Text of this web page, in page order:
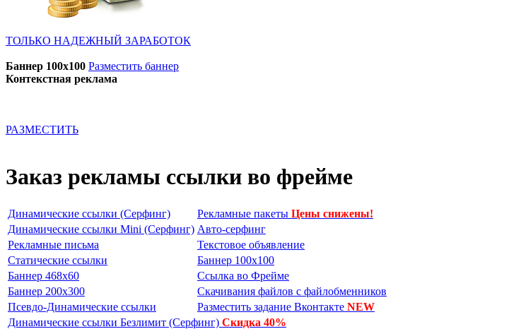
ТОЛЬКО НАДЕЖНЫЙ ЗАРАБОТОК
Баннер 100x100 Разместить баннер
Контекстная реклама
РАЗМЕСТИТЬ
Заказ рекламы ссылки во фрейме
Динамические ссылки (Серфинг) Рекламные пакеты Цены снижены!
Динамические ссылки Mini (Серфинг) Авто-серфинг
Рекламные письма
Текстовое объявление
Статические ссылки
Баннер 100x100
Баннер 468x60
Ссылка во Фрейме
Баннер 200x300
Скачивания файлов с файлобменников
Псевдо-Динамические ссылки
Разместить задание Вконтакте NEW
Динамические ссылки Безлимит (Серфинг) Cкидка 40%